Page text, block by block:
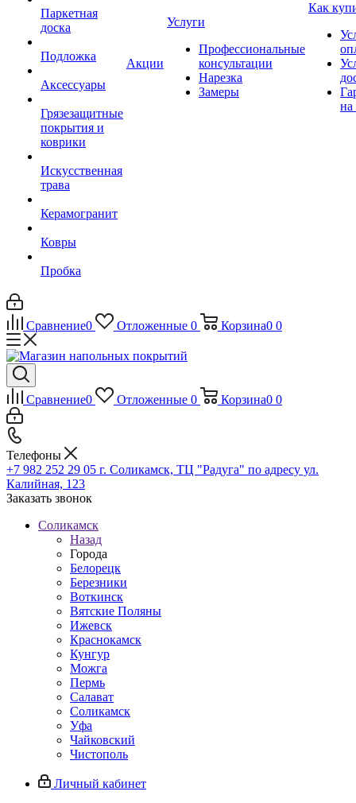
Паркетная
доска
Подложка
Аксессуары
Грязезащитные
покрытия и
коврики
Искусственная
трава
Керамогранит
Ковры
Пробка
Акции
Услуги
Профессиональные
консультации
Нарезка
Замеры
Как
на
Сравнение0 Отложенные 0 Корзина0 0
Сравнение0 Отложенные 0 Корзина0 0
Телефоны
+7 982 252 29 05 г. Соликамск, ТЦ "Радуга" по адресу ул.
Калийная, 123
Заказать звонок
Соликамск
Назад
Города
Белорецк
Березники
Воткинск
Вятские Поляны
Ижевск
Краснокамск
Кунгур
Можга
Пермь
Салават
Соликамск
Уфа
Чайковский
Чистополь
Личный кабинет